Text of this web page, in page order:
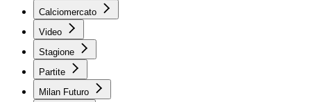
Calciomercato
Video
Stagione
Partite
Milan Futuro